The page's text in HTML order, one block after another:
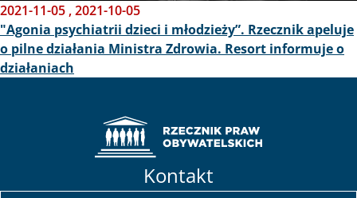
2021-11-05 ,2021-10-05
"Agonia psychiatrii dzieci i młodzieży”. Rzecznik apeluje
o pilne działania Ministra Zdrowia. Resort informuje o
działaniach
Kontakt